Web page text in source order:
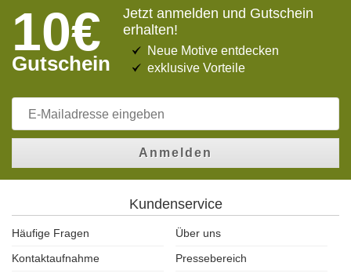
10€
Gutschein
Jetzt anmelden und Gutschein
erhalten!
Neue Motive entdecken
exklusive Vorteile
Anmelden
Kundenservice
Häufige Fragen
Über uns
Kontaktaufnahme
Pressebereich